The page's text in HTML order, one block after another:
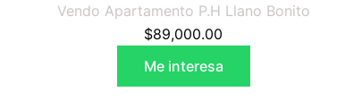
Vendo Apartamento P.H Llano Bonito
$89,000.00
Me interesa